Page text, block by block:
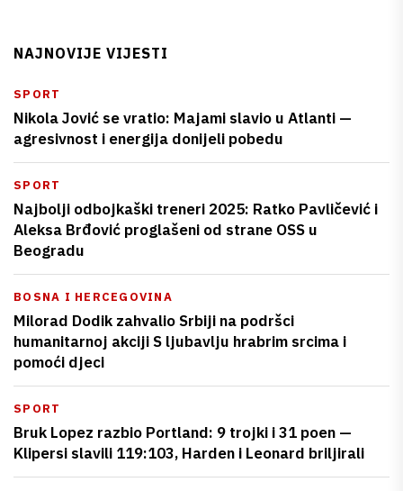
NAJNOVIJE VIJESTI
SPORT
Nikola Jović se vratio: Majami slavio u Atlanti —
agresivnost i energija donijeli pobedu
SPORT
Najbolji odbojkaški treneri 2025: Ratko Pavličević i
Aleksa Brđović proglašeni od strane OSS u
Beogradu
BOSNA I HERCEGOVINA
Milorad Dodik zahvalio Srbiji na podršci
humanitarnoj akciji S ljubavlju hrabrim srcima i
pomoći djeci
SPORT
Bruk Lopez razbio Portland: 9 trojki i 31 poen —
Klipersi slavili 119:103, Harden i Leonard briljirali